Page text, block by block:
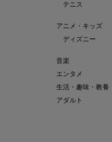
テニス
アニメ・キッズ
ディズニー
音楽
エンタメ
生活・趣味・教養
アダルト